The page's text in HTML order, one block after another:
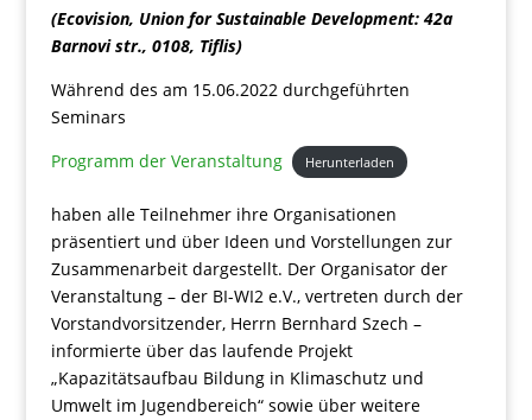
(Ecovision, Union for Sustainable Development: 42a
Barnovi str., 0108, Tiflis)
Während des am 15.06.2022 durchgeführten
Seminars
Programm der Veranstaltung
Herunterladen
haben alle Teilnehmer ihre Organisationen
präsentiert und über Ideen und Vorstellungen zur
Zusammenarbeit dargestellt. Der Organisator der
Veranstaltung – der BI-WI2 e.V., vertreten durch der
Vorstandvorsitzender, Herrn Bernhard Szech –
informierte über das laufende Projekt
„Kapazitätsaufbau Bildung in Klimaschutz und
Umwelt im Jugendbereich“ sowie über weitere